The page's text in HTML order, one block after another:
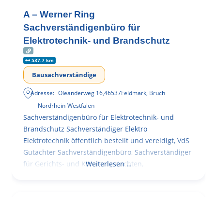
A – Werner Ring
Sachverständigenbüro für
Elektrotechnik- und Brandschutz
537.7 km
Bausachverständige
Adresse: Oleanderweg 16,46537Feldmark, Bruch
Nordrhein-Westfalen
Sachverständigenbüro für Elektrotechnik- und
Brandschutz Sachverständiger Elektro
Elektrotechnik öffentlich bestellt und vereidigt, VdS
Gutachter Sachverständigenbüro, Sachverständiger
für Gerichts- und Kammergutachten,
Weiterlesen …